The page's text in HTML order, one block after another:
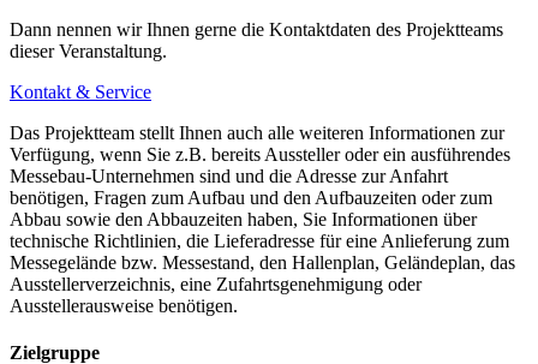
Dann nennen wir Ihnen gerne die Kontaktdaten des Projektteams
dieser Veranstaltung.
Kontakt & Service
Das Projektteam stellt Ihnen auch alle weiteren Informationen zur
Verfügung, wenn Sie z.B. bereits Aussteller oder ein ausführendes
Messebau-Unternehmen sind und die Adresse zur Anfahrt
benötigen, Fragen zum Aufbau und den Aufbauzeiten oder zum
Abbau sowie den Abbauzeiten haben, Sie Informationen über
technische Richtlinien, die Lieferadresse für eine Anlieferung zum
Messegelände bzw. Messestand, den Hallenplan, Geländeplan, das
Ausstellerverzeichnis, eine Zufahrtsgenehmigung oder
Ausstellerausweise benötigen.
Zielgruppe